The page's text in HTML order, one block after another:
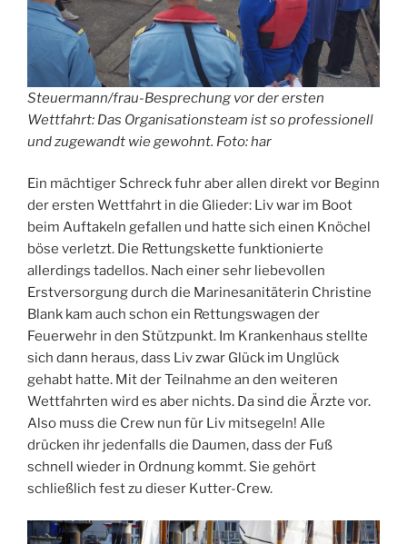
Steuermann/frau-Besprechung vor der ersten
Wettfahrt: Das Organisationsteam ist so professionell
und zugewandt wie gewohnt. Foto: har
Ein mächtiger Schreck fuhr aber allen direkt vor Beginn
der ersten Wettfahrt in die Glieder: Liv war im Boot
beim Auftakeln gefallen und hatte sich einen Knöchel
böse verletzt. Die Rettungskette funktionierte
allerdings tadellos. Nach einer sehr liebevollen
Erstversorgung durch die Marinesanitäterin Christine
Blank kam auch schon ein Rettungswagen der
Feuerwehr in den Stützpunkt. Im Krankenhaus stellte
sich dann heraus, dass Liv zwar Glück im Unglück
gehabt hatte. Mit der Teilnahme an den weiteren
Wettfahrten wird es aber nichts. Da sind die Ärzte vor.
Also muss die Crew nun für Liv mitsegeln! Alle
drücken ihr jedenfalls die Daumen, dass der Fuß
schnell wieder in Ordnung kommt. Sie gehört
schließlich fest zu dieser Kutter-Crew.